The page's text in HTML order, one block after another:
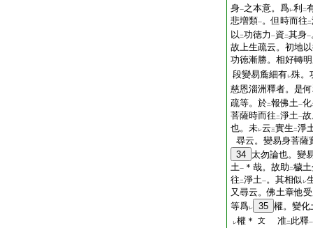
身一之本意。爲レ利 二
悲増類一。但時而往 二
以 二功徳力 一資 二其身一
故上生疏云。初地
功徳漸勝。相好轉明
段變易麁細有レ殊。
慈恩淄洲釋者。是
疏等。於二報佛土一化
菩薩時而往 二淨土一
也。未レ云三實生 二淨
尋云。變易身菩薩
34 太勿論也。變
土一 ＊哉。故助 二穢
往 二淨土一。其相似 レ
又尋云。佛土章他
等爲レ 35 權。變化
レ權＊ 文 准二 此釋一